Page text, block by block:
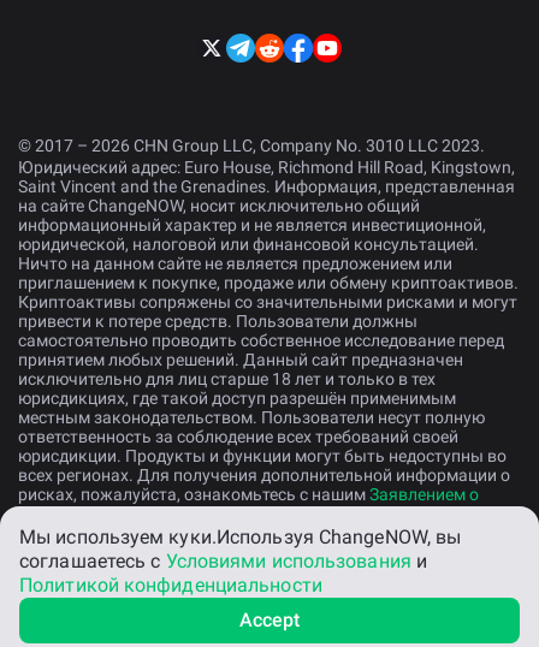
© 2017 – 2026 CHN Group LLC, Company No. 3010 LLC 2023.
Юридический адрес: Euro House, Richmond Hill Road, Kingstown,
Saint Vincent and the Grenadines. Информация, представленная
на сайте ChangeNOW, носит исключительно общий
информационный характер и не является инвестиционной,
юридической, налоговой или финансовой консультацией.
Ничто на данном сайте не является предложением или
приглашением к покупке, продаже или обмену криптоактивов.
Криптоактивы сопряжены со значительными рисками и могут
привести к потере средств. Пользователи должны
самостоятельно проводить собственное исследование перед
принятием любых решений. Данный сайт предназначен
исключительно для лиц старше 18 лет и только в тех
юрисдикциях, где такой доступ разрешён применимым
местным законодательством. Пользователи несут полную
ответственность за соблюдение всех требований своей
юрисдикции. Продукты и функции могут быть недоступны во
всех регионах. Для получения дополнительной информации о
рисках, пожалуйста, ознакомьтесь с нашимЗаявлением о
Русский
Мы используем куки.Используя ChangeNOW, вы
соглашаетесь с Условиями использования и
Политикой конфиденциальности
Accept